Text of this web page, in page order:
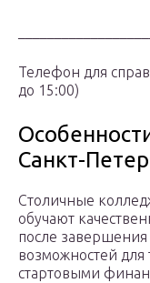
Телефон для
до 15:00)
Санкт-
Столичные
обучают
после
возможностей для
стартовыми